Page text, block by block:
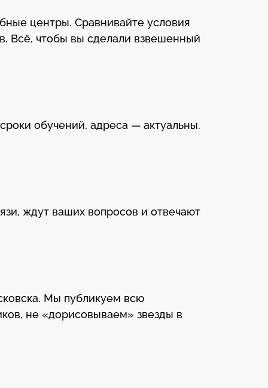
центры. Сравнивайте условия
Всё, чтобы вы сделали взвешенный
обучений, адреса — актуальны.
ждут ваших вопросов и отвечают
Мы публикуем всю
не «дорисовываем» звезды в